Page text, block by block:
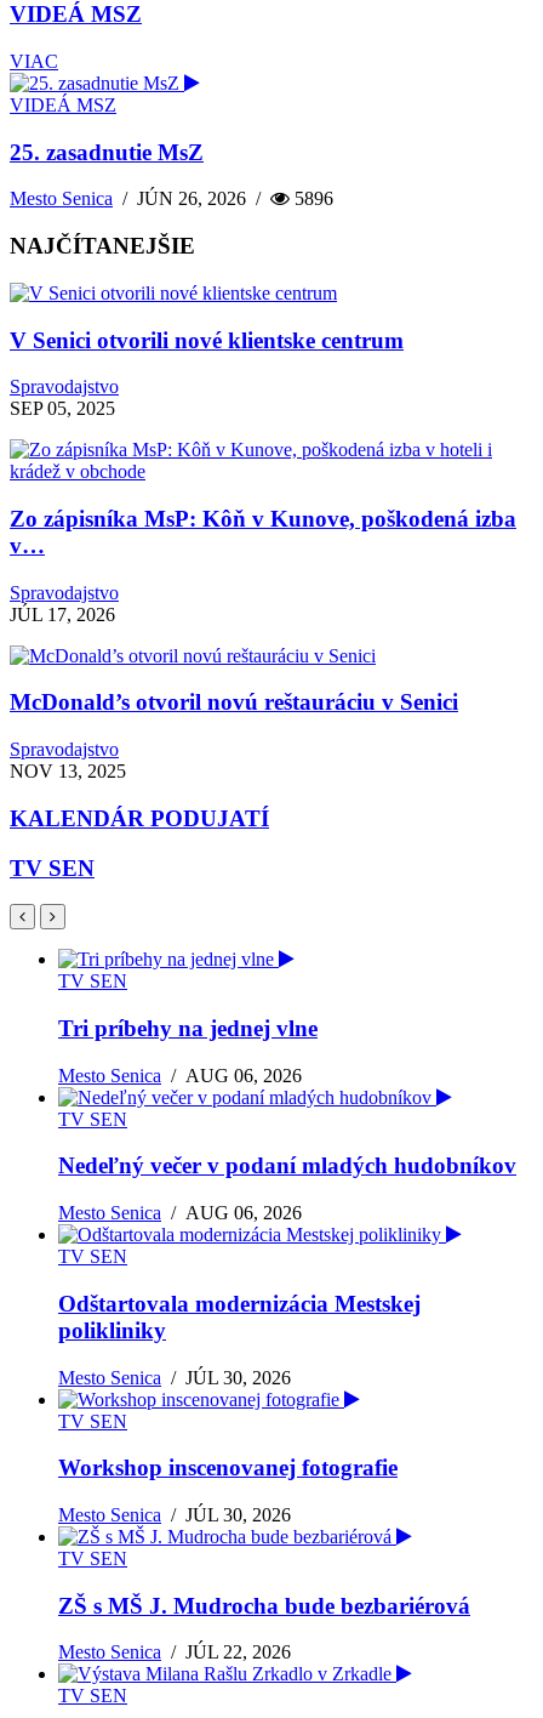
VIDEÁ MSZ
VIAC
VIDEÁ MSZ
25. zasadnutie MsZ
Mesto Senica /JÚN 26, 2026 / 5896
NAJČÍTANEJŠIE
V Senici otvorili nové klientske centrum
Spravodajstvo
SEP 05, 2025
Zo zápisníka MsP: Kôň v Kunove, poškodená izba
v…
Spravodajstvo
JÚL 17, 2026
McDonald’s otvoril novú reštauráciu v Senici
Spravodajstvo
NOV 13, 2025
KALENDÁR PODUJATÍ
TV SEN
TV SEN
Tri príbehy na jednej vlne
Mesto Senica /AUG 06, 2026
TV SEN
Nedeľný večer v podaní mladých hudobníkov
Mesto Senica /AUG 06, 2026
TV SEN
Odštartovala modernizácia Mestskej
polikliniky
Mesto Senica /JÚL 30, 2026
TV SEN
Workshop inscenovanej fotografie
Mesto Senica /JÚL 30, 2026
TV SEN
ZŠ s MŠ J. Mudrocha bude bezbariérová
Mesto Senica /JÚL 22, 2026
TV SEN